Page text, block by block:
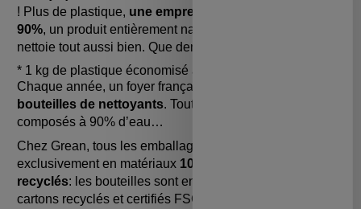
! Plus de plastique, une empreinte carbone réduite de
90%, un produit entièrement naturel et sain mais qui
nettoie tout aussi bien. Que demander de plus ?
* 1 kg de plastique économisé à chaque commande
Chaque année, un foyer français moyen consomme
bouteilles de nettoyants. Tout ça pour des produits
composés à 90% d’eau…
Chez Grean, tous les emballages sont produits
exclusivement en matériaux100% écologiques et
recyclés: les bouteilles sont en verre renforcé, les
cartons recyclés et certifiés FSC, les dosettes sont à